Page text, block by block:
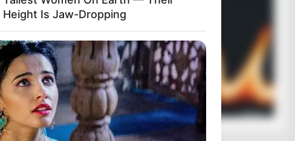
διασφαλίζει ότι
σε εσάς.
το κουμπί
Height Is Jaw-Dropping